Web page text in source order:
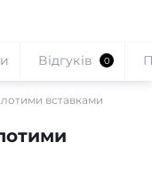
вставками
Відгуків 0